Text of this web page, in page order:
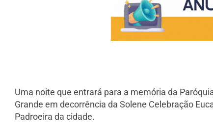
Uma noite que entrará para a memória da
Grande em decorrência da Solene Celebração
Padroeira da cidade.